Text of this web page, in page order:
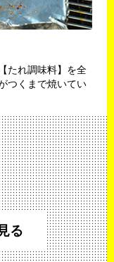
たれ調味料】を全
つくまで焼いてい
る